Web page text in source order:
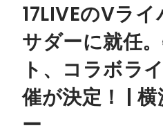
17LIVEのVラ
サダーに就任
ト、コラボラ
催が決定！ |
ー